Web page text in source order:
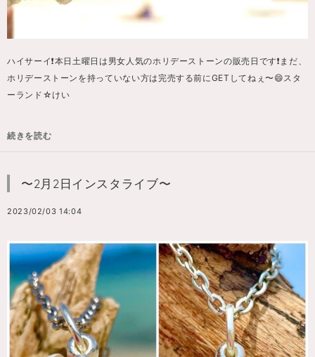
ハイサーイ❗️本日土曜日は男女人気のホリデーストーンの販売日です❗️まだ、
ホリデーストーンを持っていない方は完売する前にGETしてねぇ〜😄スタ
ーランド☆けい
続きを読む
〜2月2日インスタライブ〜
2023/02/03 14:04